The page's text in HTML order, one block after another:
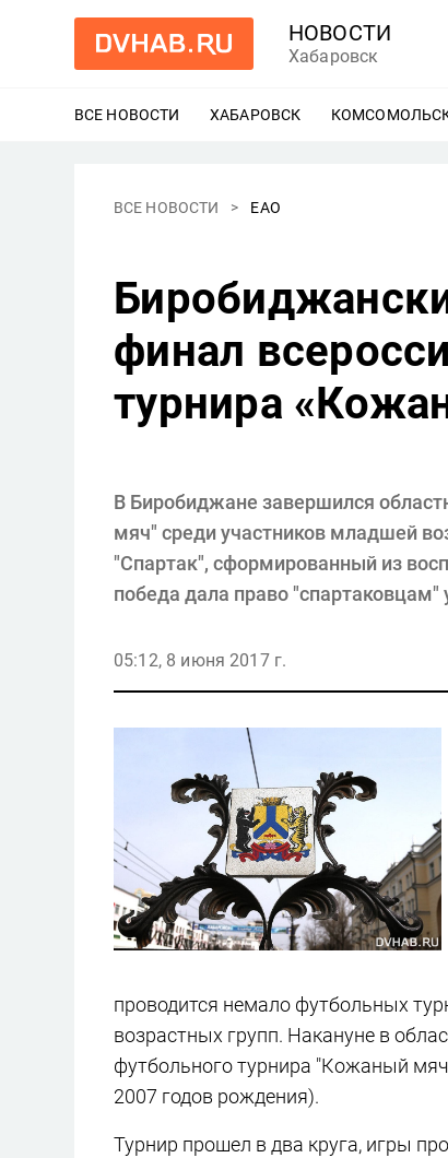
НОВОСТИ
Хабаровск
ВСЕ НОВОСТИ ХАБАРОВСК ЕЩЕ
ВСЕ НОВОСТИ ЕАО
финал
турнира
В Биробиджане завершился
мяч" среди участников младшей
"Спартак", сформированный из
победа дала право
05:12, 8 июня 2017 г.
проводится немало футбольных
возрастных групп. Накануне в
футбольного турнира "Кожаный
2007 годов рождения).
Турнир прошел в два круга, игры